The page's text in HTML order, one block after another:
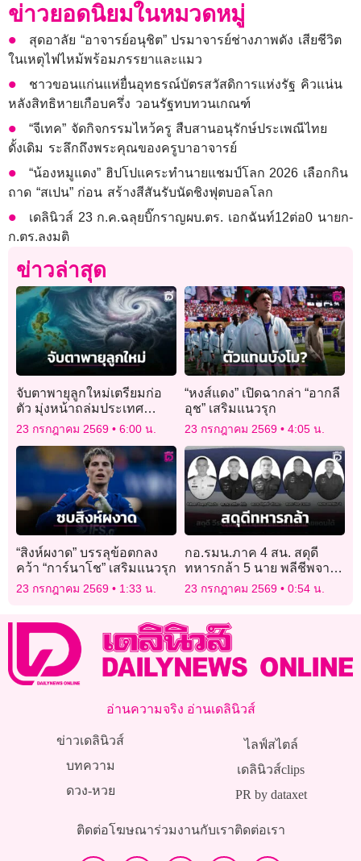
ข่าวยอดนิยมในหมวดหมู่
สุดอาลัย “อาจารย์อนุชิต” ปรมาจารย์ช่างภาพดัง เสียชีวิต
ในเหตุไฟไหม้พร้อมภรรยาและแมว
ชาวขอนแก่นแห่ยื่นอุทธรณ์บัตรสวัสดิการแห่งรัฐ คิวแน่น
หลังสิทธิหายเกือบครึ่ง วอนรัฐทบทวนเกณฑ์
“จีเทค” จัดกิจกรรมไหว้ครู สืบสานอนุรักษ์ประเพณีไทย
ดั้งเดิม ระลึกถึงพระคุณของครูบาอาจารย์
“น้องหมูแดง” ฮิปโปแคระทำนายแชมป์โลก 2026 เลือกกิน
ถาด “สเปน” ก่อน สร้างสีสันรับนัดชิงฟุตบอลโลก
เดลินิวส์ 23 ก.ค.ฉลุยบิ๊กราญผบ.ตร. เอกฉันท์12ต่อ0 นายก-
ก.ตร.ลงมติ
ข่าวล่าสุด
จับตาพายุลูกใหม่เตรียมก่อ
ตัว มุ่งหน้าถล่มประเทศ
ฟิลิปปินส์
23 กรกฎาคม 2569 6:00 น.
“หงส์แดง” เปิดฉากล่า “อากลี
อุช” เสริมแนวรุก
23 กรกฎาคม 2569 4:05 น.
“สิงห์ผงาด” บรรลุข้อตกลง
คว้า “การ์นาโช” เสริมแนวรุก
23 กรกฎาคม 2569 1:33 น.
กอ.รมน.ภาค 4 สน. สดุดี
ทหารกล้า 5 นาย พลีชีพจาก
เหตุคนร้ายลอบยิงใส่จุดตรวจ
23 กรกฎาคม 2569 0:54 น.
อ่านความจริง อ่านเดลินิวส์
ข่าวเดลินิวส์
บทความ
ดวง-หวย
ไลฟ์สไตล์
เดลินิวส์clips
PR by dataxet
ติดต่อโฆษณาร่วมงานกับเราติดต่อเรา